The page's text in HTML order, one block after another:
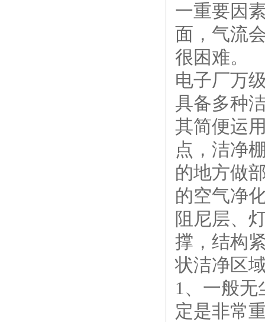
一重要因
面，气流
很困难。
电子厂万
具备多种
其简便运
点，洁净
的地方做
的空气净
阻尼层、
撑，结构
状洁净区
1、一般
定是非常